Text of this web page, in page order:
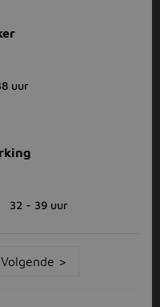
uur
32 - 39 uur
Volgende >